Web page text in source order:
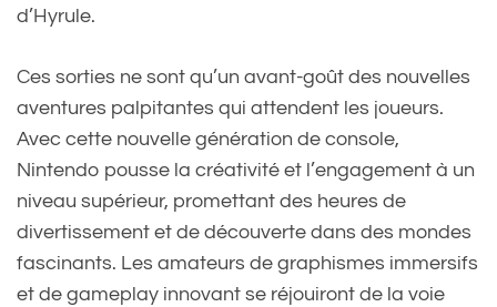
d’Hyrule.
Ces sorties ne sont qu’un avant-goût des nouvelles
aventures palpitantes qui attendent les joueurs.
Avec cette nouvelle génération de console,
Nintendo pousse la créativité et l’engagement à un
niveau supérieur, promettant des heures de
divertissement et de découverte dans des mondes
fascinants. Les amateurs de graphismes immersifs
et de gameplay innovant se réjouiront de la voie